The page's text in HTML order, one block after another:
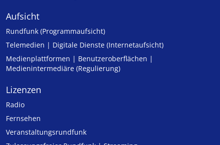
Aufsicht
Rundfunk (Programmaufsicht)
Telemedien | Digitale Dienste (Internetaufsicht)
Medienplattformen | Benutzeroberflächen |
Medienintermediäre (Regulierung)
Lizenzen
Radio
Fernsehen
Veranstaltungsrundfunk